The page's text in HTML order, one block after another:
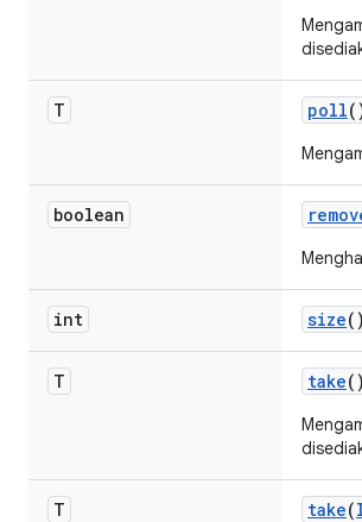
T poll
boolean
int size()
T take()
T take(